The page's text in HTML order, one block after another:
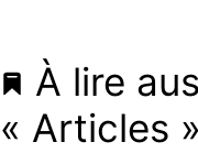
À lire
« Articles »